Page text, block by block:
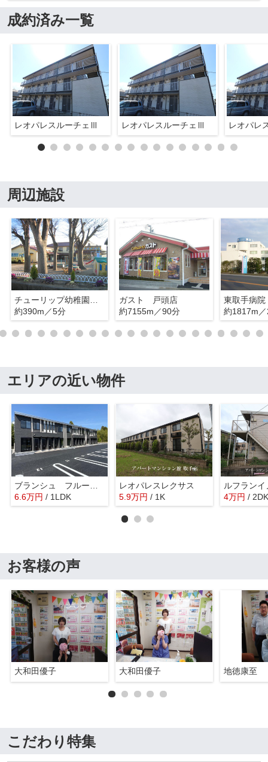
成約済み一覧
レオパレスルーチェⅢ レオパレスルーチェⅢ レオパレ
周辺施設
約390m／5分
ガスト 戸頭店
約7155m／90分
東取手病院
約1817m
エリアの近い物件
6.6万円 / 1LDK
レオパレスレクサス
5.9万円 / 1K
ルフランイ
4万円 / 2DK
お客様の声
大和田優子 大和田優子 地徳康至
こだわり特集